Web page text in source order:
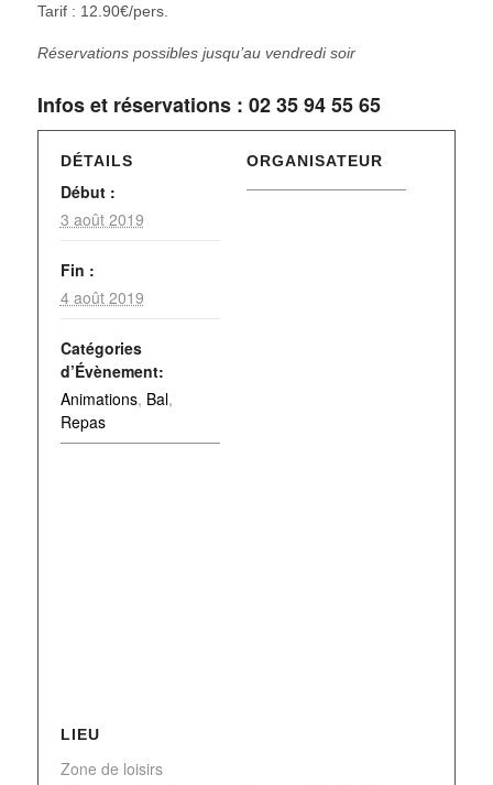
Tarif : 12.90€/pers.
Réservations possibles jusqu’au vendredi soir
Infos et réservations : 02 35 94 55 65
DÉTAILS
Début :
3 août 2019
Fin :
4 août 2019
Catégories
d’Évènement:
Animations, Bal,
Repas
ORGANISATEUR
LIEU
Zone de loisirs